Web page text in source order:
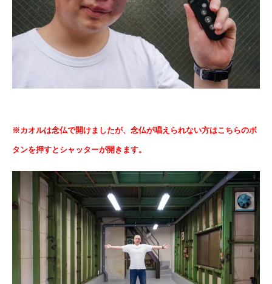
※カオルは念仏で開けましたが、念仏が唱えられない方はこちらのボ
タンを押すとシャッターが開きます。